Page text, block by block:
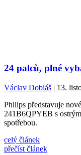
24 palců, plné
Václav Dobiáš | 13.
Philips představuje
241B6QPYEB s
spotřebou.
celý článek
přečíst článek